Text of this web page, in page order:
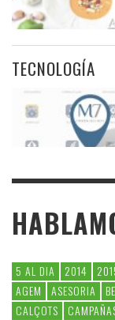
TECNOLOGÍA
5 AL DIA 2014
AGEM
ASESORIA
CALÇOTS